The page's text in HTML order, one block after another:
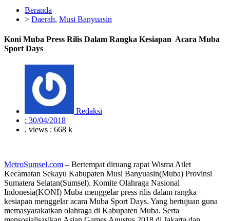
Beranda
> Daerah, Musi Banyuasin
Koni Muba Press Rilis Dalam Rangka Kesiapan Acara Muba
Sport Days
Redaksi
: 30/04/2018
. views : 668 k
MetroSumsel.com – Bertempat diruang rapat Wisma Atlet
Kecamatan Sekayu Kabupaten Musi Banyuasin(Muba) Provinsi
Sumatera Selatan(Sumsel). Komite Olahraga Nasional
Indonesia(KONI) Muba menggelar press rilis dalam rangka
kesiapan menggelar acara Muba Sport Days. Yang bertujuan guna
memasyarakatkan olahraga di Kabupaten Muba. Serta